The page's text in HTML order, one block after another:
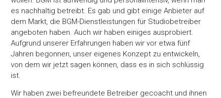
Diese Webseite verwendet Cookies
Wir verwenden Cookies, um Inhalte und Anzeigen zu
personalisieren, Funktionen für soziale Medien anbieten zu
und die Zugriffe auf unsere Website zu analysieren.
geben wir Informationen zu Ihrer Verwendung unserer
unsere Partner für soziale Medien, Werbung und Analysen
Unsere Partner führen diese Informationen möglicherweise
es nachhaltig betreibt. Es gab und gibt einige Anbieter auf
dem Markt, die BGM-Dienstleistungen für Studiobetreiber
angeboten haben. Auch wir haben einiges ausprobiert.
Aufgrund unserer Erfahrungen haben wir vor etwa fünf
Jahren begonnen, unser eigenes Konzept zu entwickeln,
von dem wir jetzt sagen können, dass es in sich schlüssig
ist.
Wir haben zwei befreundete Betreiber gecoacht und ihnen